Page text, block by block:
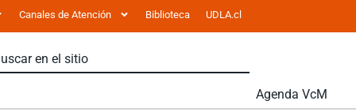
Canales de Atención Biblioteca UDLA.cl
Agenda VcM